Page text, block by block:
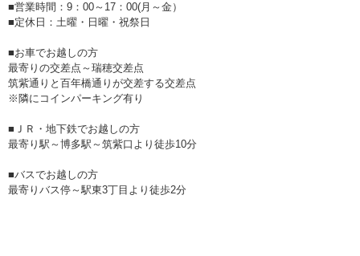
■営業時間：9：00～17：00(月～金）
■定休日：土曜・日曜・祝祭日
■お車でお越しの方
最寄りの交差点～瑞穂交差点
筑紫通りと百年橋通りが交差する交差点
※隣にコインパーキング有り
■ＪＲ・地下鉄でお越しの方
最寄り駅～博多駅～筑紫口より徒歩10分
■バスでお越しの方
最寄りバス停～駅東3丁目より徒歩2分